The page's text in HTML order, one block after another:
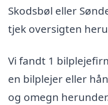
Skodsbøl eller
tjek oversigten
Vi fandt 1
en bilplejer eller
og omegn